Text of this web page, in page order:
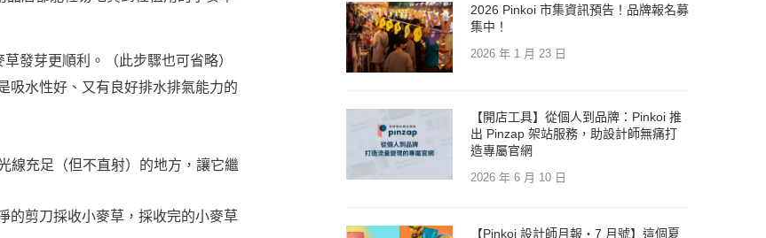
發芽更順利。（此步驟也可省略）
吸水性好、又有良好排水排氣能力的
線充足（但不直射）的地方，讓它繼
的剪刀採收小麥草，採收完的小麥草
2026 Pinkoi 市集資訊預告！品牌報名募
集中！
2026 年 1 月 23 日
【開店工具】從個人到品牌：Pinkoi 推
出 Pinzap 架站服務，助設計師無痛打
造專屬官網
2026 年 6 月 10 日
【Pinkoi 設計師月報・7 月號】這個夏